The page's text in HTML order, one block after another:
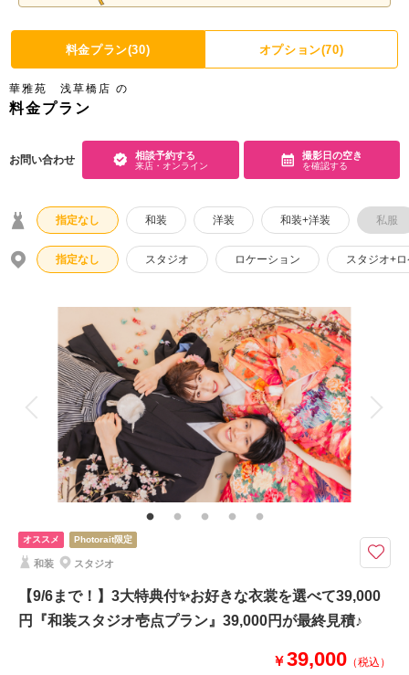
オプション ブログ
アクセス/TEL スタジオトップ
こだわりポイント
3万円以下のプラン 家族・友人と撮影
豊富な色打掛・着物 土日同一料金
ペットと撮影 庭園での撮影 夜景での撮影
衣装の試着
海での撮影
撮影前の打ち合わせ
ウェルカムボードの作成
人気スポットでの撮影
料金プラン(30) オプション(70)
華雅苑 浅草橋店 の
料金プラン
お問い合わせ 相談予約する
来店・オンライン
撮影日の空き
を確認する
指定なし 和装 洋装 和装+洋装 私服
指定なし スタジオ ロケーション スタジオ+
オススメ Photorait限定
和装 スタジオ
【9/6まで！】3大特典付✨お好きな衣裳を選べて39,000
円『和装スタジオ壱点プラン』39,000円が最終見積♪
￥39,000 （税込）